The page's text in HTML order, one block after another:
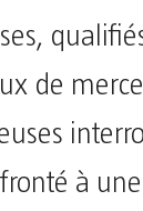
de
à